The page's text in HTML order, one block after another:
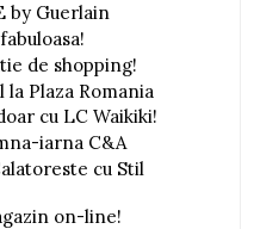
by Guerlain
de shopping!
Plaza Romania
cu LC Waikiki!
iarna C&A
cu Stil
on-line!